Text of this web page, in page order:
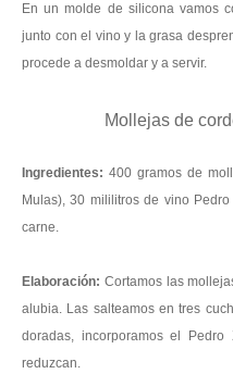
En un molde de silicona vamos
junto con el vino y la grasa
procede a desmoldar y a servir.
Mollejas de
Ingredientes: 400 gramos de
Mulas), 30 mililitros de vino
carne.
Elaboración: Cortamos las
alubia. Las salteamos en tres
doradas, incorporamos el
reduzcan.